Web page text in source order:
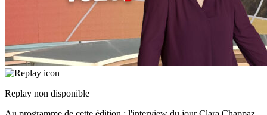
Replay non disponible